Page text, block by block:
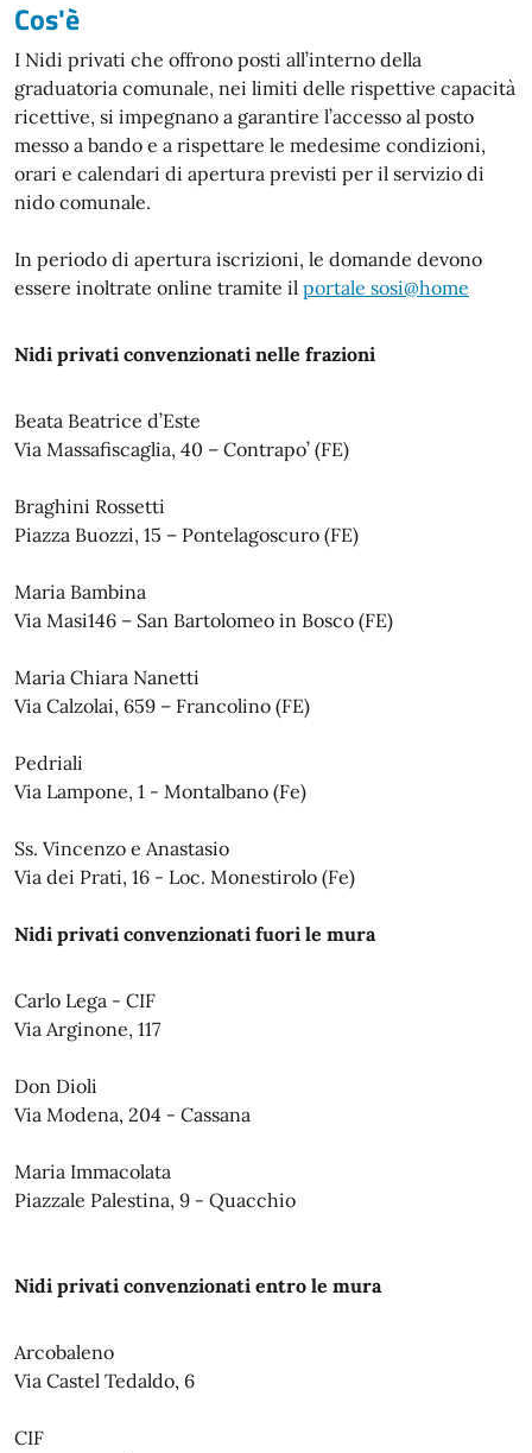
Cos'è
I Nidi privati che offrono posti all’interno della
graduatoria comunale, nei limiti delle rispettive capacità
ricettive, si impegnano a garantire l’accesso al posto
messo a bando e a rispettare le medesime condizioni,
orari e calendari di apertura previsti per il servizio di
nido comunale.
In periodo di apertura iscrizioni, le domande devono
essere inoltrate online tramite il portale sosi@home
Nidi privati convenzionati nelle frazioni
Beata Beatrice d’Este
Via Massafiscaglia, 40 – Contrapo’ (FE)
Braghini Rossetti
Piazza Buozzi, 15 – Pontelagoscuro (FE)
Maria Bambina
Via Masi146 – San Bartolomeo in Bosco (FE)
Maria Chiara Nanetti
Via Calzolai, 659 – Francolino (FE)
Pedriali
Via Lampone, 1 - Montalbano (Fe)
Ss. Vincenzo e Anastasio
Via dei Prati, 16 - Loc. Monestirolo (Fe)
Nidi privati convenzionati fuori le mura
Carlo Lega - CIF
Via Arginone, 117
Don Dioli
Via Modena, 204 - Cassana
Maria Immacolata
Piazzale Palestina, 9 - Quacchio
Nidi privati convenzionati entro le mura
Arcobaleno
Via Castel Tedaldo, 6
CIF